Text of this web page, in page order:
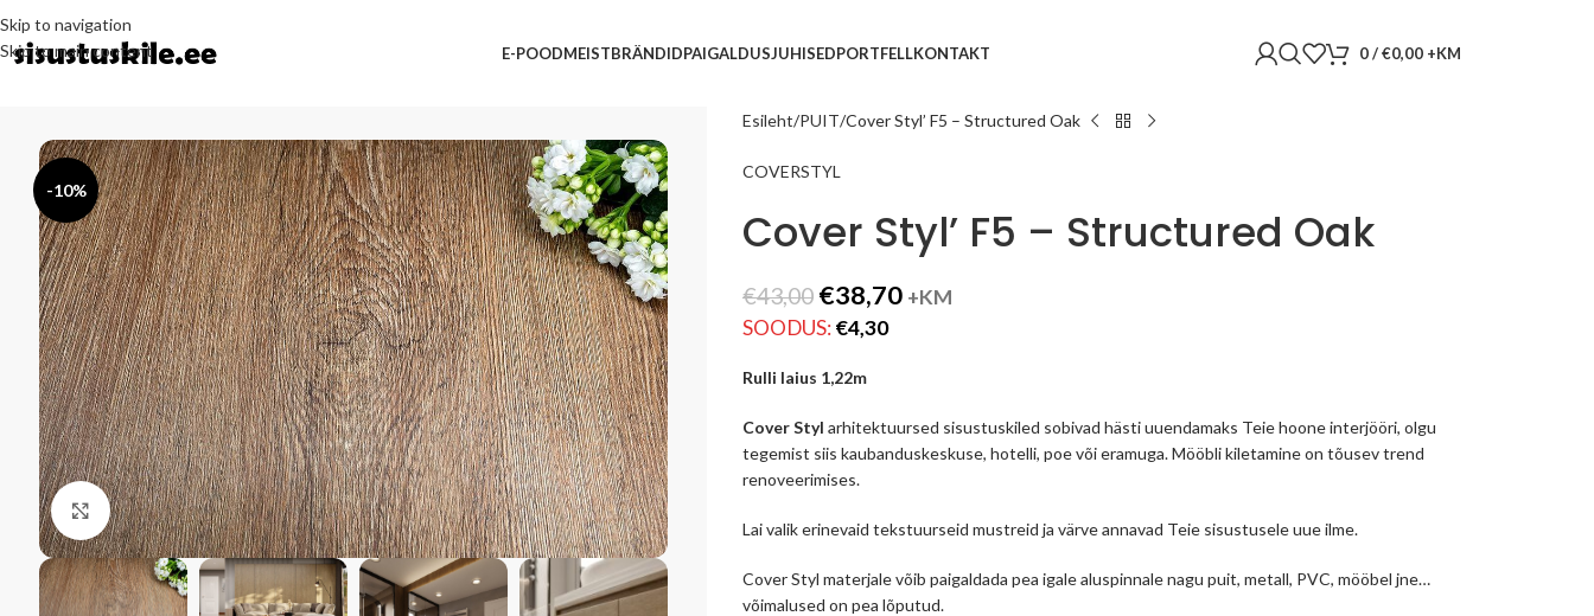
Skip to navigation
Skip to main content
E-POODMEISTBRÄNDIDPAIGALDUSJUHISEDPORTFELLKONTAKT 0/€0,00
-10%
Kliki suurendamiseks
Esileht PUIT Cover Styl’ F5 – Structured Oak
COVERSTYL
Cover Styl’ F5 – Structured Oak
€43,00 €38,70 +KM
SOODUS:€4,30
Rulli laius 1,22m
Cover Styl arhitektuursed sisustuskiled sobivad hästi uuendamaks Teie hoone interjööri, olgu
tegemist siis kaubanduskeskuse, hotelli, poe või eramuga. Mööbli kiletamine on tõusev trend
renoveerimises.
Lai valik erinevaid tekstuurseid mustreid ja värve annavad Teie sisustusele uue ilme.
Cover Styl materjale võib paigaldada pea igale aluspinnale nagu puit, metall, PVC, mööbel jne…
võimalused on pea lõputud.